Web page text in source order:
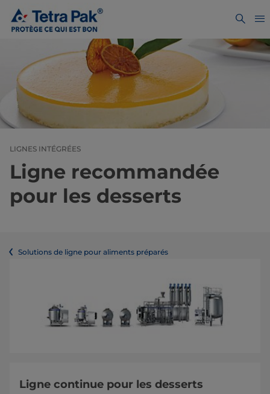
LIGNES INTÉGRÉES
Ligne recommandée
pour les desserts
Solutions de ligne pour aliments préparés
Ligne continue pour les desserts